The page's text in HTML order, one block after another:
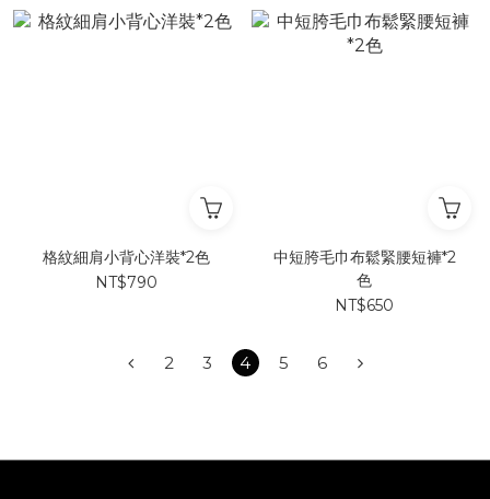
格紋細肩小背心洋裝*2色
NT$790
中短胯毛巾布鬆緊腰短褲*2
色
NT$650
2 3 4 5 6